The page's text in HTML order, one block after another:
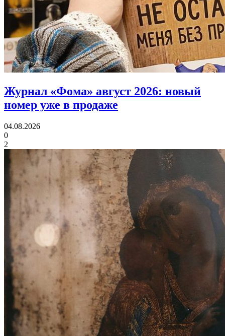
Журнал «Фома» август 2026: новый
номер уже в продаже
04.08.2026
0
2